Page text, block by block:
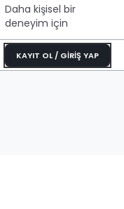
Daha kişisel bir
deneyim için
KAYIT OL / GİRİŞ YAP